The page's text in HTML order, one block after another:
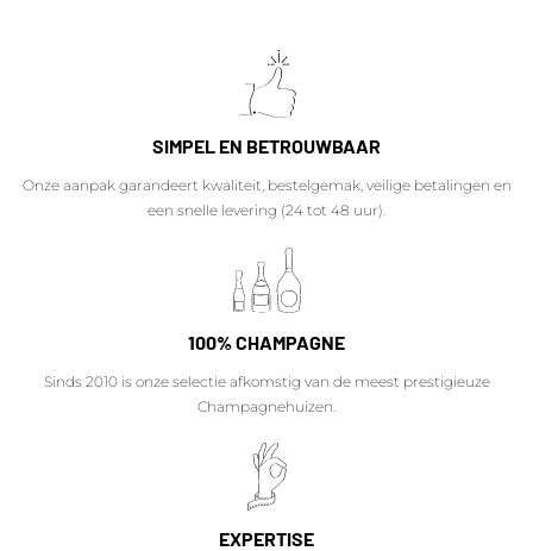
SIMPEL EN BETROUWBAAR
Onze aanpak garandeert kwaliteit, bestelgemak, veilige betalingen en
een snelle levering (24 tot 48 uur).
100% CHAMPAGNE
Sinds 2010 is onze selectie afkomstig van de meest prestigieuze
Champagnehuizen.
EXPERTISE